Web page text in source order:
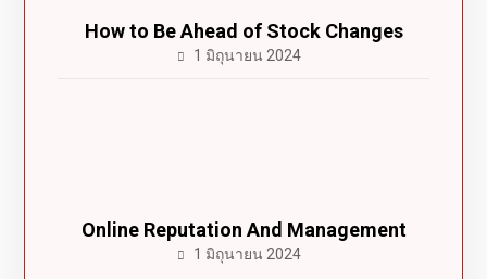
How to Be Ahead of Stock Changes
1 มิถุนายน 2024
Online Reputation And Management
1 มิถุนายน 2024